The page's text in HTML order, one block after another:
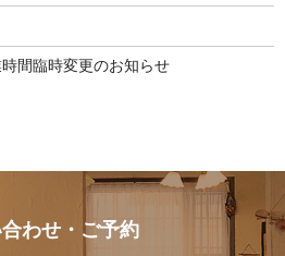
間臨時変更のお知らせ
わせ・ご予約